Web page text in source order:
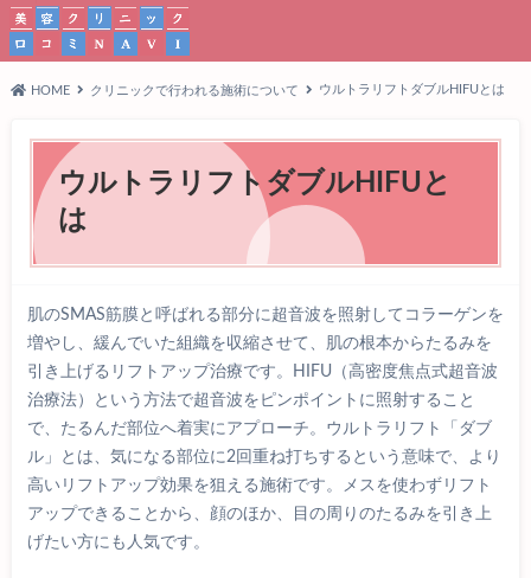
HOME クリニックで行われる施術について ウルトラリフトダブルHIFUとは
ウルトラリフトダブルHIFUと
は
肌のSMAS筋膜と呼ばれる部分に超音波を照射してコラーゲンを
増やし、緩んでいた組織を収縮させて、肌の根本からたるみを
引き上げるリフトアップ治療です。HIFU（高密度焦点式超音波
治療法）という方法で超音波をピンポイントに照射すること
で、たるんだ部位へ着実にアプローチ。ウルトラリフト「ダブ
ル」とは、気になる部位に2回重ね打ちするという意味で、より
高いリフトアップ効果を狙える施術です。メスを使わずリフト
アップできることから、顔のほか、目の周りのたるみを引き上
げたい方にも人気です。